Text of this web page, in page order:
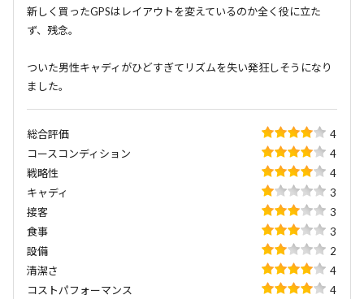
新しく買ったGPSはレイアウトを変えているのか全く役に立た
ず、残念。
ついた男性キャディがひどすぎてリズムを失い発狂しそうになり
ました。
総合評価
4
コースコンディション
4
戦略性
4
キャディ
3
接客
3
食事
3
設備
2
清潔さ
4
コストパフォーマンス
4